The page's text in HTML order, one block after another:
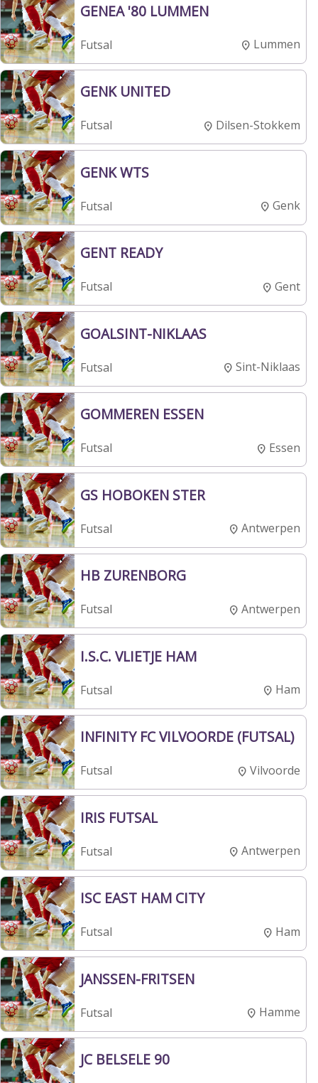
GENEA '80 LUMMEN
Futsal Lummen
GENK UNITED
Futsal Dilsen-Stokkem
GENK WTS
Futsal Genk
GENT READY
Futsal Gent
GOALSINT-NIKLAAS
Futsal Sint-Niklaas
GOMMEREN ESSEN
Futsal Essen
GS HOBOKEN STER
Futsal Antwerpen
HB ZURENBORG
Futsal Antwerpen
I.S.C. VLIETJE HAM
Futsal Ham
INFINITY FC VILVOORDE (FUTSAL)
Futsal Vilvoorde
IRIS FUTSAL
Futsal Antwerpen
ISC EAST HAM CITY
Futsal Ham
JANSSEN-FRITSEN
Futsal Hamme
JC BELSELE 90